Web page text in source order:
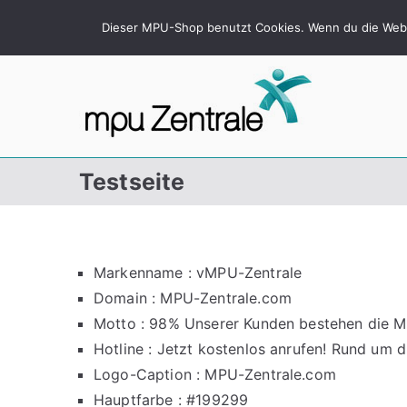
Jetzt kostenlos anrufen! Rund um die Uhr 24/7 -
Testseite
Markenname : vMPU-Zentrale
Domain : MPU-Zentrale.com
Motto : 98% Unserer Kunden bestehen die
Hotline : Jetzt kostenlos anrufen! Rund um
Logo-Caption : MPU-Zentrale.com
Hauptfarbe : #199299
Dieser MPU-Shop benutzt Cookies. Wenn du die